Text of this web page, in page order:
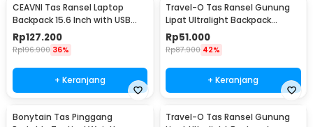
CEAVNI Tas Ransel Laptop
Backpack 15.6 Inch with USB
Charger Port - KC32
Rp127.200
Rp196.900 36%
+ Keranjang
Travel-O Tas Ransel Gunung
Lipat Ultralight Backpack
Waterproof - LC19
Rp51.000
Rp87.900 42%
+ Keranjang
Bonytain Tas Pinggang
Travel-O Tas Ransel Gunung